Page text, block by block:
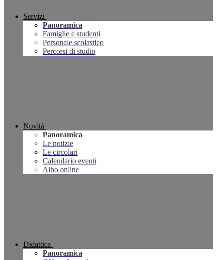
Servizi
Panoramica
Famiglie e studenti
Personale scolastico
Percorsi di studio
Novità
Panoramica
Le notizie
Le circolari
Calendario eventi
Albo online
Didattica
Panoramica